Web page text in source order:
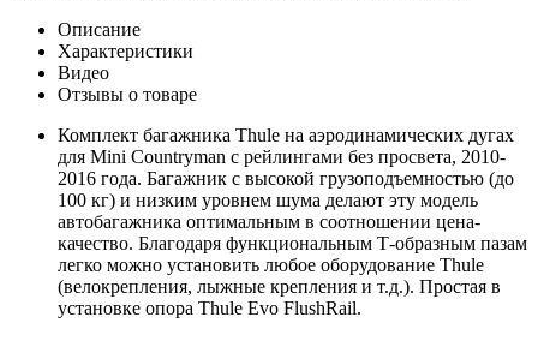
Описание
Характеристики
Видео
Отзывы о товаре
Комплект багажника Thule на аэродинамических дугах
для Mini Countryman с рейлингами без просвета, 2010-
2016 года. Багажник с высокой грузоподъемностью (до
100 кг) и низким уровнем шума делают эту модель
автобагажника оптимальным в соотношении цена-
качество. Благодаря функциональным Т-образным пазам
легко можно установить любое оборудование Thule
(велокрепления, лыжные крепления и т.д.). Простая в
установке опора Thule Evo FlushRail.